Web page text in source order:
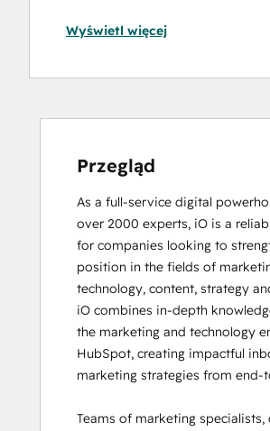
Digital
Digital
Wyświetl więcej
Przegląd
As a full-service digital
over 2000 experts, iO is a
for companies looking to
position in the fields of
technology, content, strategy
iO combines in-depth
the marketing and technology
HubSpot, creating impactful
marketing strategies from end-
Teams of marketing specialists,